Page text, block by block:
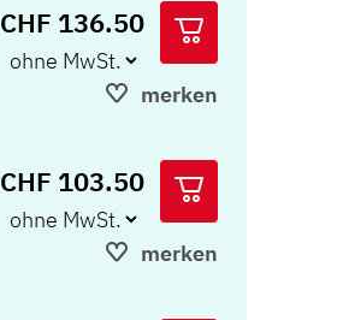
CHF 136.50
merken
CHF 103.50
merken